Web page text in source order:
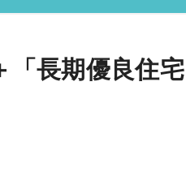
長期優良住